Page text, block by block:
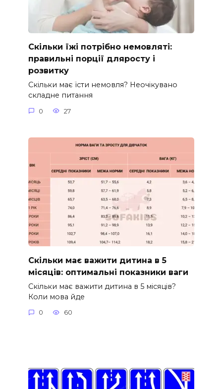
Скільки їжі потрібно немовляті:
правильні порції дляросту і
розвитку
Скільки має їсти немовля? Неочікувано
складне питання
0 27
Скільки має важити дитина в 5
місяців: оптимальні показники ваги
Скільки має важити дитина в 5 місяців?
Коли мова йде
0 60